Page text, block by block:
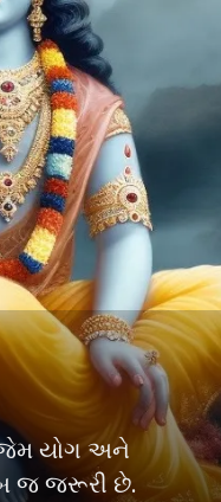
જેમ યોગ અને
જ જરૂરી છે.